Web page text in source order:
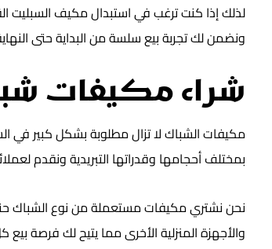
لذلك إذا كنت ترغب في استبدال مكيف السبليت
ونضمن لك تجربة بيع سلسة من البداية حتى
شراء مكيفات
مكيفات الشباك لا تزال مطلوبة بشكل كبير في
بمختلف أحجامها وقدراتها التبريدية ونقدم
نحن نشتري مكيفات مستعملة من نوع الشباك
والأجهزة المنزلية الأخرى مما يتيح لك فرصة بيع